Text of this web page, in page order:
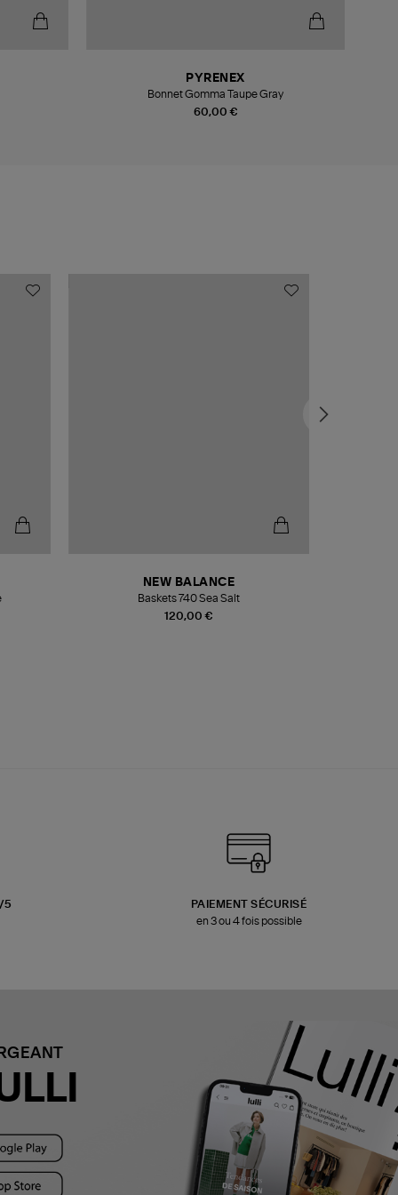
60,00 €
PYRENEX
Bonnet Gomma Taupe Gray
120,00 €
NEW BALANCE
Baskets 740 Sea Salt
5
PAIEMENT SÉCURISÉ
en 3 ou 4 fois possible